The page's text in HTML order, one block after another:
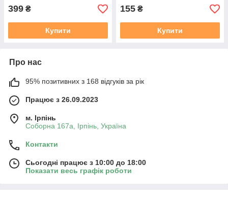
399 ₴
Купити
155 ₴
Купити
Про нас
95% позитивних з 168 відгуків за рік
Працює з 26.09.2023
м. Ірпінь
Соборна 167а, Ірпінь, Україна
Контакти
Сьогодні працює з 10:00 до 18:00
Показати весь графік роботи